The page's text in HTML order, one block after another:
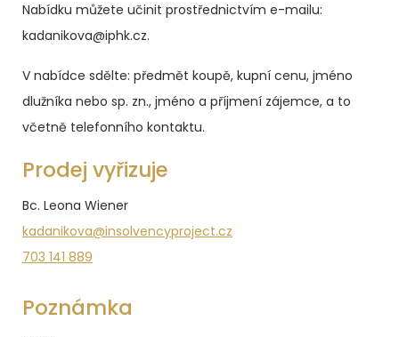
Nabídku můžete učinit prostřednictvím e-mailu:
kadanikova@iphk.cz.
V nabídce sdělte: předmět koupě, kupní cenu, jméno
dlužníka nebo sp. zn., jméno a příjmení zájemce, a to
včetně telefonního kontaktu.
Prodej vyřizuje
Bc. Leona Wiener
kadanikova@insolvencyproject.cz
703 141 889
Poznámka